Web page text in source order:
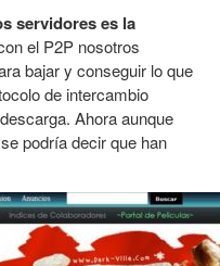
servidores es la
el P2P nosotros
bajar y conseguir lo que
de intercambio
Ahora aunque
podría decir que han